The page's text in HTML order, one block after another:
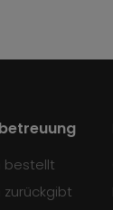
bestellt